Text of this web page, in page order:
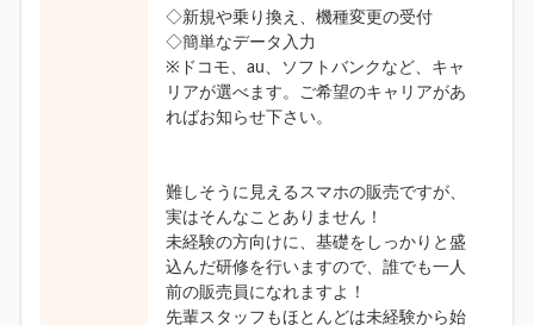
◇新規や乗り換え、機種変更の受付
◇簡単なデータ入力
※ドコモ、au、ソフトバンクなど、キャ
リアが選べます。ご希望のキャリアがあ
ればお知らせ下さい。
難しそうに見えるスマホの販売ですが、
実はそんなことありません！
未経験の方向けに、基礎をしっかりと盛
込んだ研修を行いますので、誰でも一人
前の販売員になれますよ！
先輩スタッフもほとんどは未経験から始